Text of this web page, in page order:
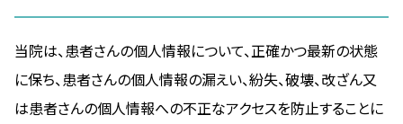
当院は、患者さんの個人情報について、正確かつ最新の状態
に保ち、患者さんの個人情報の漏えい、紛失、破壊、改ざん又
は患者さんの個人情報への不正なアクセスを防止することに